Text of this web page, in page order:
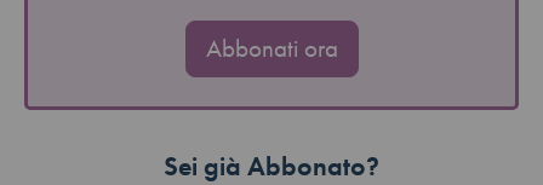
Abbonati ora
Sei già Abbonato?